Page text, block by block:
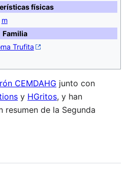
físicas
m
Familia
Trufita
CEMDAHG junto con
y HGritos, y han
de la Segunda